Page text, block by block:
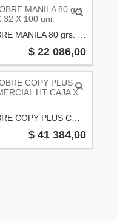
$ 22 086,00
SOBRE COPY PLUS COMERCIAL HT CAJA X 500
$ 41 384,00